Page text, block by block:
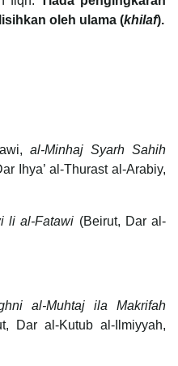
oleh ulama (khilaf).
al-Minhaj Syarh Sahih
Ihya’ al-Thurast al-Arabiy,
li al-Fatawi (Beirut, Dar al-
al-Muhtaj ila Makrifah
Dar al-Kutub al-Ilmiyyah,